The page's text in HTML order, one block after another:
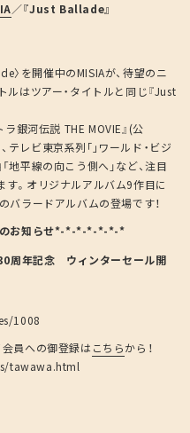
／『Just Ballade』
〉を開催中のMISIAが、待望のニ
ルはツアー・タイトルと同じ『Just
銀河伝説 THE MOVIE』(公
テレビ東京系列｢｣ワールド・ビジ
地平線の向こう側へ」など、注目
。オリジナルアルバム9作目に
バラードアルバムの登場です！
お知らせ*-*-*-*-*-*-*
30周年記念 ウィンターセール開
1008
員への御登録はこちらから！
tawawa.html